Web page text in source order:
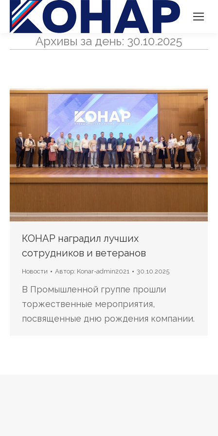
Архивы за день: 30.10.2025
КОНАР наградил лучших
сотрудников и ветеранов
Новости Автор: Konar-admin2021 30.10.2025
В Промышленной группе прошли
торжественные мероприятия,
посвященные дню рождения компании.